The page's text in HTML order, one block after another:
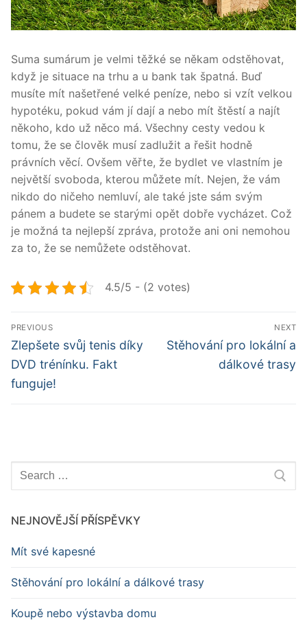
Suma sumárum je velmi těžké se někam odstěhovat,
když je situace na trhu a u bank tak špatná. Buď
musíte mít našetřené velké peníze, nebo si vzít velkou
hypotéku, pokud vám jí dají a nebo mít štěstí a najít
někoho, kdo už něco má. Všechny cesty vedou k
tomu, že se člověk musí zadlužit a řešit hodně
právních věcí. Ovšem věřte, že bydlet ve vlastním je
největší svoboda, kterou můžete mít. Nejen, že vám
nikdo do ničeho nemluví, ale také jste sám svým
pánem a budete se starými opět dobře vycházet. Což
je možná ta nejlepší zpráva, protože ani oni nemohou
za to, že se nemůžete odstěhovat.
4.5/5 - (2 votes)
Navigace
pro
příspěvek
PREVIOUS
Předchozí
příspěvek
Zlepšete svůj tenis díky
DVD trénínku. Fakt
funguje!
NEXT
Další
Stěhování pro lokální a
dálkové trasy
Hledat:
NEJNOVĚJŠÍ PŘÍSPĚVKY
Mít své kapesné
Stěhování pro lokální a dálkové trasy
Koupě nebo výstavba domu